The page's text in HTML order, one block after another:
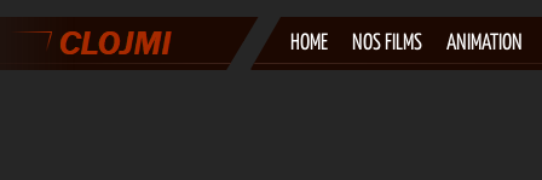
HOME NOS FILMS ANIMATION